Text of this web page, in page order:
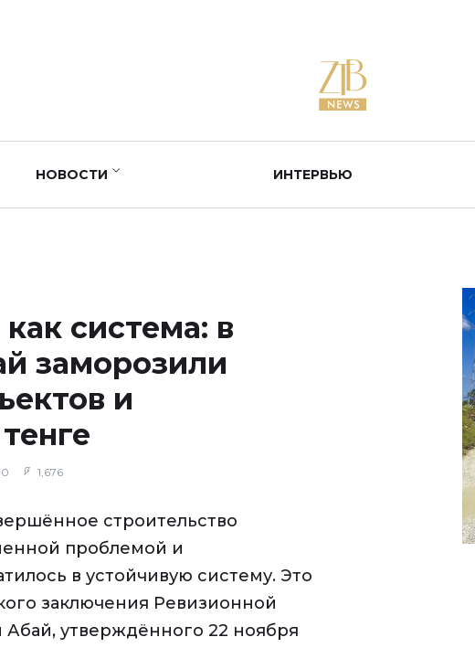
НОВОСТИ ИНТЕРВЬЮ
система: в
заморозили
и
1,676
строительство
проблемой и
в устойчивую систему. Это
заключения Ревизионной
Абай, утверждённого 22 ноября